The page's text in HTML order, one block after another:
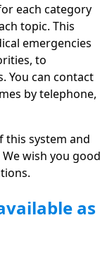
und-
için ücretsiz
olarak
ipucu ve bilgi
açıklama
ve
ve Çekçe de
each category
topic. This
emergencies
to
You can contact
by telephone,
this system and
wish you good
as